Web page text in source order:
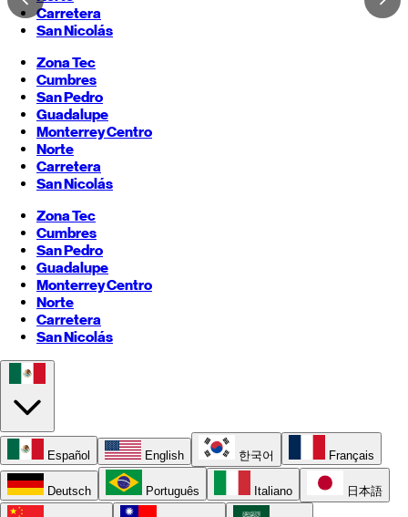
Carretera
San Nicolás
Zona Tec
Cumbres
San Pedro
Guadalupe
MonterreyCentro
Norte
Carretera
San Nicolás
Zona Tec
Cumbres
San Pedro
Guadalupe
MonterreyCentro
Norte
Carretera
San Nicolás
Español English 한국어 Français
Deutsch Português Italiano 日本語